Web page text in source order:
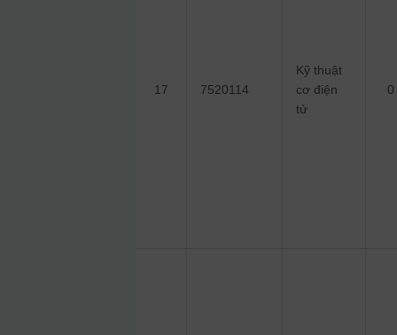
17 7520114
Kỹ thuật
cơ điện
tử
0